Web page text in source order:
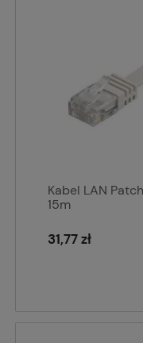
Kabel LAN
15m
31,77 zł